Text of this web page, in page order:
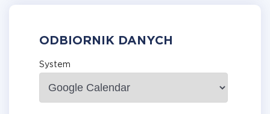
ODBIORNIK DANYCH
System